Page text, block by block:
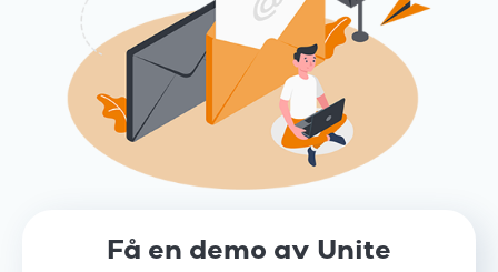
Få en demo av Unite